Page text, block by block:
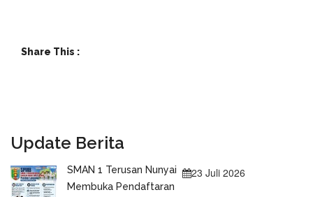
Share This :
Update Berita
SMAN 1 Terusan Nunyai
Membuka Pendaftaran
23 Juli 2026